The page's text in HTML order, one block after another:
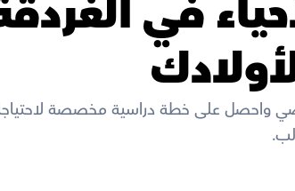
واحصل على خطة دراسية مخصصة